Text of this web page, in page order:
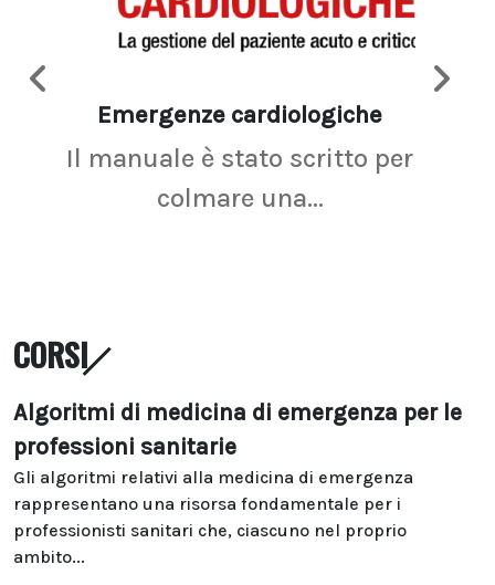
Emergenze cardiologiche
Il manuale è stato scritto per
colmare una...
CORSI
Algoritmi di medicina di emergenza per le
professioni sanitarie
Gli algoritmi relativi alla medicina di emergenza
rappresentano una risorsa fondamentale per i
professionisti sanitari che, ciascuno nel proprio
ambito...